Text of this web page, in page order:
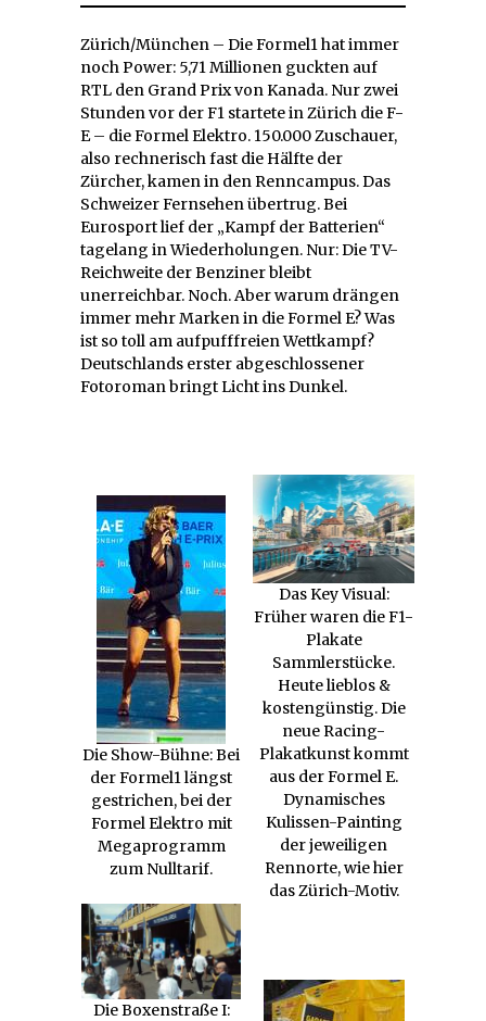
Zürich/München – Die Formel1 hat immer
noch Power: 5,71 Millionen guckten auf
RTL den Grand Prix von Kanada. Nur zwei
Stunden vor der F1 startete in Zürich die F-
E – die Formel Elektro. 150.000 Zuschauer,
also rechnerisch fast die Hälfte der
Zürcher, kamen in den Renncampus. Das
Schweizer Fernsehen übertrug. Bei
Eurosport lief der „Kampf der Batterien“
tagelang in Wiederholungen. Nur: Die TV-
Reichweite der Benziner bleibt
unerreichbar. Noch. Aber warum drängen
immer mehr Marken in die Formel E? Was
ist so toll am aufpufffreien Wettkampf?
Deutschlands erster abgeschlossener
Fotoroman bringt Licht ins Dunkel.
Die Show-Bühne: Bei
der Formel1 längst
gestrichen, bei der
Formel Elektro mit
Megaprogramm
zum Nulltarif.
Das Key Visual:
Früher waren die F1-
Plakate
Sammlerstücke.
Heute lieblos &
kostengünstig. Die
neue Racing-
Plakatkunst kommt
aus der Formel E.
Dynamisches
Kulissen-Painting
der jeweiligen
Rennorte, wie hier
das Zürich-Motiv.
Die Boxenstraße I: